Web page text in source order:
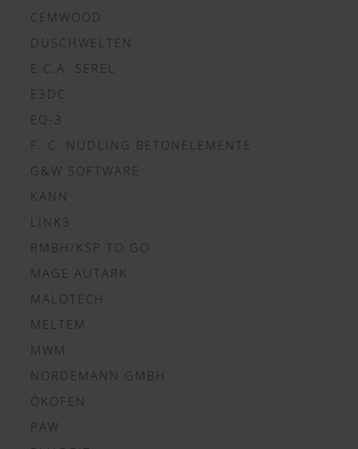
CEMWOOD
DUSCHWELTEN
E.C.A. SEREL
E3DC
EQ-3
F. C. NÜDLING BETONELEMENTE
G&W SOFTWARE
KANN
LINK3
RMBH/KSP TO GO
MAGE AUTARK
MALOTECH
MELTEM
MWM
NORDEMANN GMBH
ÖKOFEN
PAW